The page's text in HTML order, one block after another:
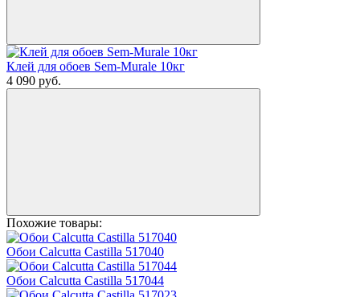
Клей для обоев Sem-Murale 10кг
4 090 руб.
Похожие товары:
Обои Calcutta Castilla 517040
Обои Calcutta Castilla 517044